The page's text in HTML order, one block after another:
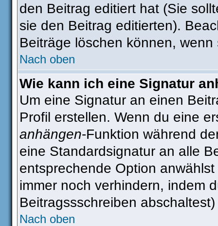
den Beitrag editiert hat (Sie
sie den Beitrag editierten).
Beiträge löschen können,
Nach oben
Wie kann ich eine Signatur
Um eine Signatur an einen
Profil erstellen. Wenn du eine
anhängen-Funktion während
eine Standardsignatur an alle
entsprechende Option
immer noch verhindern, indem
Beitragssschreiben abschaltest)
Nach oben